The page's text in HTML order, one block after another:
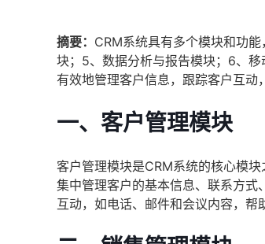
摘要： CRM系统具有多个模块和功
块；5、数据分析与报告模块；6、移
有效地管理客户信息，跟踪客户互动
一、客户管理模块
客户管理模块是CRM系统的核心模
集中管理客户的基本信息、联系方
互动，如电话、邮件和会议内容，帮